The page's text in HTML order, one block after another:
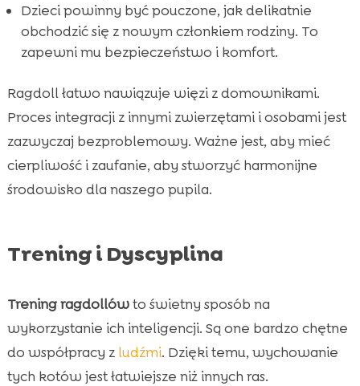
Dzieci powinny być pouczone, jak delikatnie
obchodzić się z nowym członkiem rodziny. To
zapewni mu bezpieczeństwo i komfort.
Ragdoll łatwo nawiązuje więzi z domownikami.
Proces integracji z innymi zwierzętami i osobami jest
zazwyczaj bezproblemowy. Ważne jest, aby mieć
cierpliwość i zaufanie, aby stworzyć harmonijne
środowisko dla naszego pupila.
Trening i Dyscyplina
Trening ragdollówto świetny sposób na
wykorzystanie ich inteligencji. Są one bardzo chętne
do współpracy z ludźmi. Dzięki temu, wychowanie
tych kotów jest łatwiejsze niż innych ras.